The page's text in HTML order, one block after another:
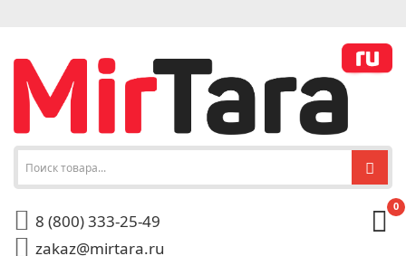
8 (800) 333-25-49
zakaz@mirtara.ru
0